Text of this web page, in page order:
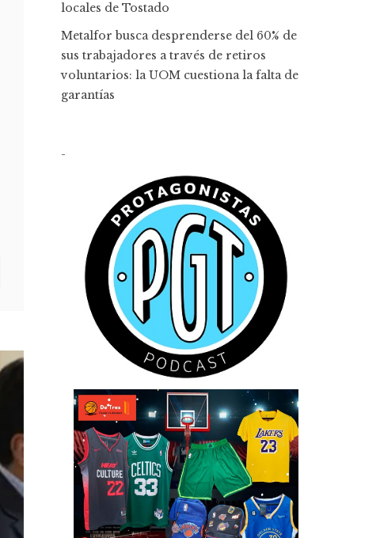
locales de Tostado
Metalfor busca desprenderse del 60% de
sus trabajadores a través de retiros
voluntarios: la UOM cuestiona la falta de
garantías
-